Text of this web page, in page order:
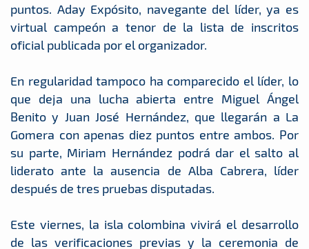
puntos. Aday Expósito, navegante del líder, ya es
virtual campeón a tenor de la lista de inscritos
oficial publicada por el organizador.
En regularidad tampoco ha comparecido el líder, lo
que deja una lucha abierta entre Miguel Ángel
Benito y Juan José Hernández, que llegarán a La
Gomera con apenas diez puntos entre ambos. Por
su parte, Miriam Hernández podrá dar el salto al
liderato ante la ausencia de Alba Cabrera, líder
después de tres pruebas disputadas.
Este viernes, la isla colombina vivirá el desarrollo
de las verificaciones previas y la ceremonia de